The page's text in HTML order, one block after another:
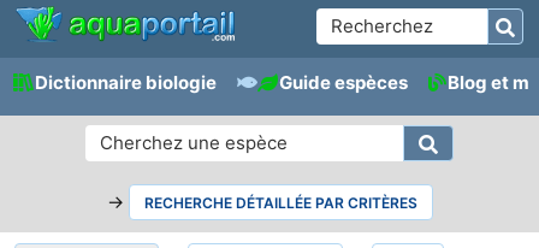
Dictionnaire biologie Guide espèces Blog et
→ RECHERCHE DÉTAILLÉE PAR CRITÈRES